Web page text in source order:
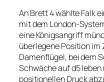
An Brett 4 wählte Falk
mit dem London-
eine Königsangriff
überlegene Position im
Damenflügel, bei dem
Schwäche auf d5
positionellen Druck